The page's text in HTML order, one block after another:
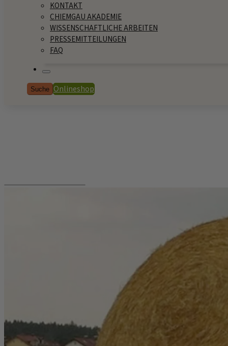
KONTAKT
CHIEMGAU AKADEMIE
WISSENSCHAFTLICHE ARBEITEN
PRESSEMITTEILUNGEN
FAQ
Suche Onlineshop